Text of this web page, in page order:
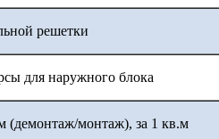
решетки
для наружного блока
(демонтаж/монтаж), за 1 кв.м